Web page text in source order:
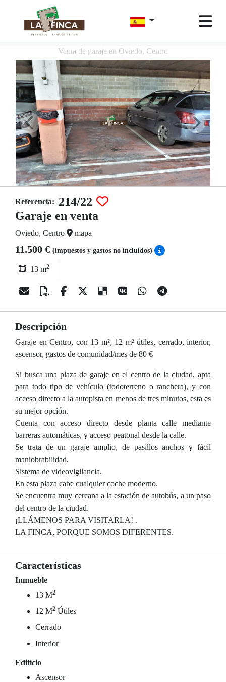
Venta de garaje en Oviedo, Centro
Referencia: 214/22
Garaje en venta
Oviedo, Centro mapa
11.500 € (impuestos y gastos no incluídos)
13 m2
Descripción
Garaje en Centro, con 13 m², 12 m² útiles, cerrado, interior,
ascensor, gastos de comunidad/mes de 80 €
Si busca una plaza de garaje en el centro de la ciudad, apta
para todo tipo de vehículo (todoterreno o ranchera), y con
acceso directo a la autopista en menos de tres minutos, esta es
su mejor opción.
Cuenta con acceso directo desde planta calle mediante
barreras automáticas, y acceso peatonal desde la calle.
Se trata de un garaje amplio, de pasillos anchos y fácil
maniobrabilidad.
Sistema de videovigilancia.
En esta plaza cabe cualquier coche moderno.
Se encuentra muy cercana a la estación de autobús, a un paso
del centro de la ciudad.
¡LLÁMENOS PARA VISITARLA! .
LA FINCA, PORQUE SOMOS DIFERENTES.
Características
Inmueble
13 M2
12 M2 Útiles
Cerrado
Interior
Edificio
Ascensor